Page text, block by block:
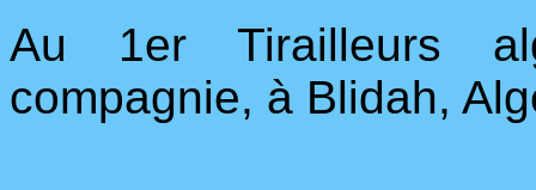
Au 1er Tirailleurs
compagnie, à Blidah,